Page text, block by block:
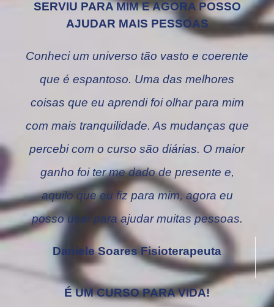
SERVIU PARA MIM E AGORA POSSO
AJUDAR MAIS PESSOAS
Conheci um universo tão vasto e coerente
que é espantoso. Uma das melhores
coisas que eu aprendi foi olhar para mim
com mais tranquilidade. As mudanças que
percebi com o curso são diárias. O maior
ganho foi ter me dado de presente e,
aquilo que eu fiz para mim, agora eu
posso usar para ajudar muitas pessoas.
Daniele Soares Fisioterapeuta
É UM CURSO PARA VIDA!